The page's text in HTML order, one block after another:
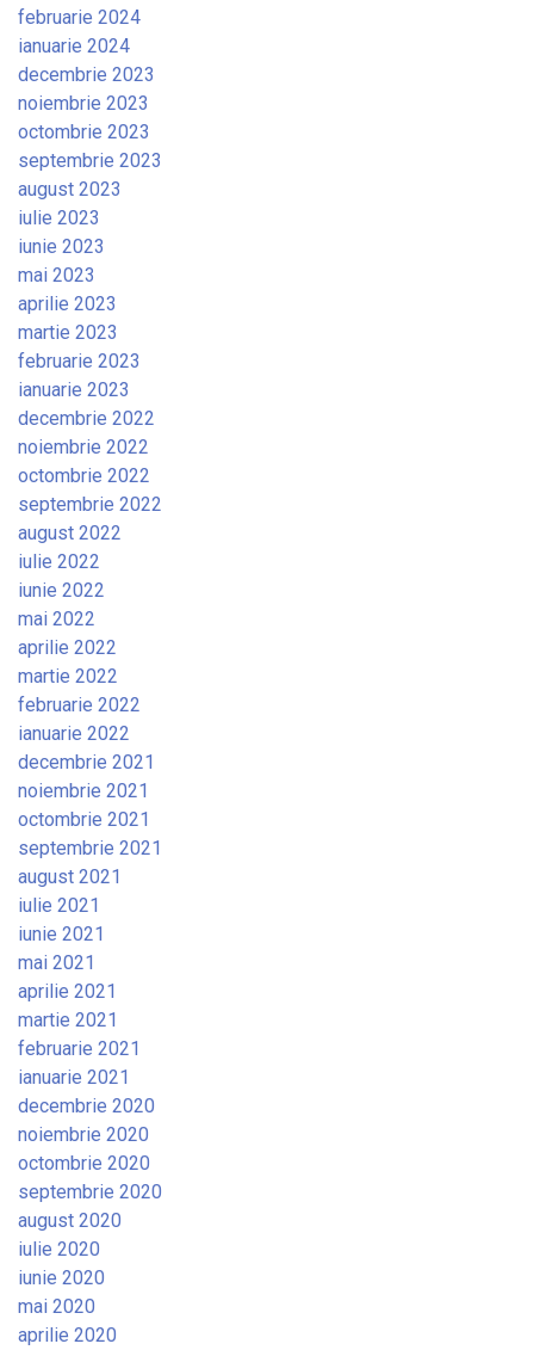
februarie 2024
ianuarie 2024
decembrie 2023
noiembrie 2023
octombrie 2023
septembrie 2023
august 2023
iulie 2023
iunie 2023
mai 2023
aprilie 2023
martie 2023
februarie 2023
ianuarie 2023
decembrie 2022
noiembrie 2022
octombrie 2022
septembrie 2022
august 2022
iulie 2022
iunie 2022
mai 2022
aprilie 2022
martie 2022
februarie 2022
ianuarie 2022
decembrie 2021
noiembrie 2021
octombrie 2021
septembrie 2021
august 2021
iulie 2021
iunie 2021
mai 2021
aprilie 2021
martie 2021
februarie 2021
ianuarie 2021
decembrie 2020
noiembrie 2020
octombrie 2020
septembrie 2020
august 2020
iulie 2020
iunie 2020
mai 2020
aprilie 2020